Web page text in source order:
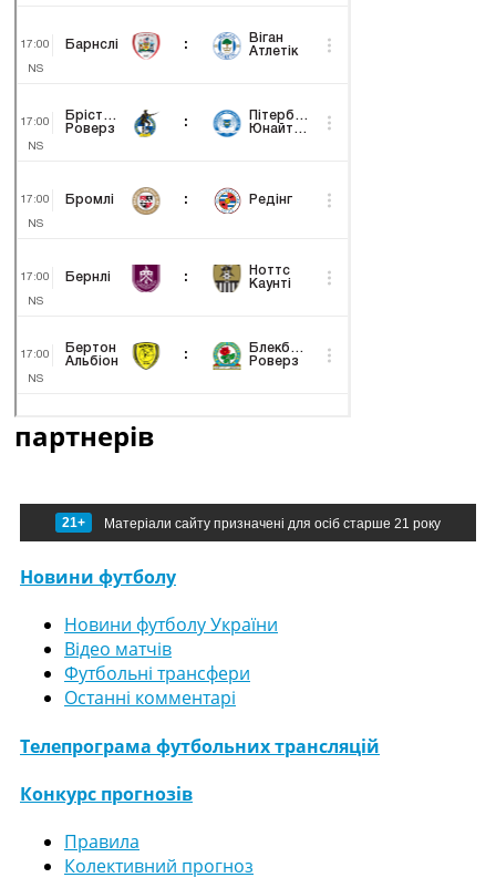
партнерів
21+ Матеріали сайту призначені для осіб старше 21 року
Новини футболу
Новини футболу України
Відео матчів
Футбольні трансфери
Останні комментарі
Телепрограма футбольних трансляцій
Конкурс прогнозів
Правила
Колективний прогноз